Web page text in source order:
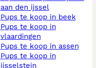
aan den ijssel
pups te koop in beek
pups te koop in
vlaardingen
pups te koop in assen
pups te koop in
ijsselstein